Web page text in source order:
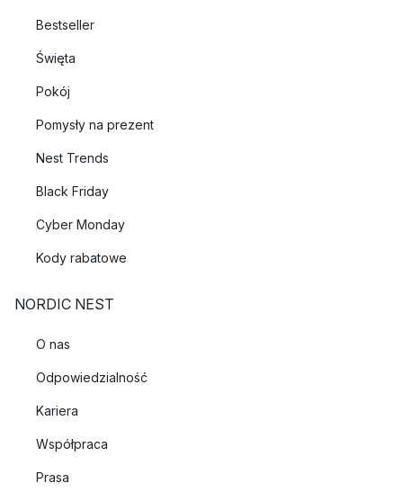
Bestseller
Święta
Pokój
Pomysły na prezent
Nest Trends
Black Friday
Cyber Monday
Kody rabatowe
NORDIC NEST
O nas
Odpowiedzialność
Kariera
Współpraca
Prasa